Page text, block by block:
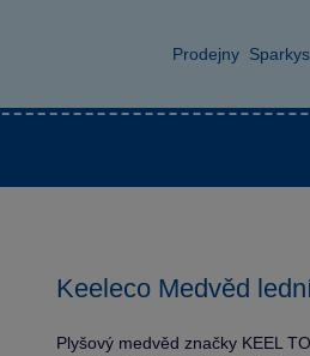
Prodejny
Keeleco Medvěd
Plyšový medvěd značky KEEL